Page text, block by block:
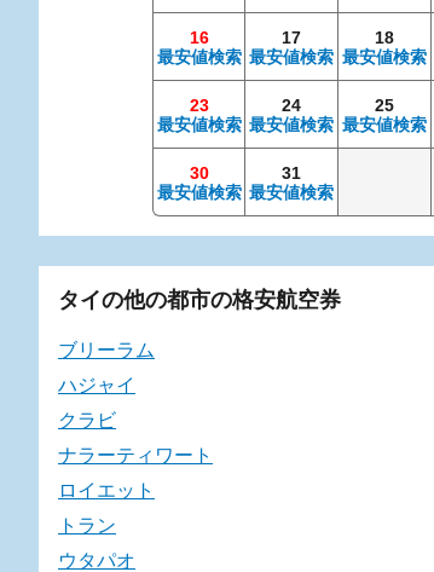
16
最安値検索
17
最安値検索
18
最安値検索
23
最安値検索
24
最安値検索
25
最安値検索
30
最安値検索
31
最安値検索
タイの他の都市の格安航空券
ブリーラム
ハジャイ
クラビ
ナラーティワート
ロイエット
トラン
ウタパオ